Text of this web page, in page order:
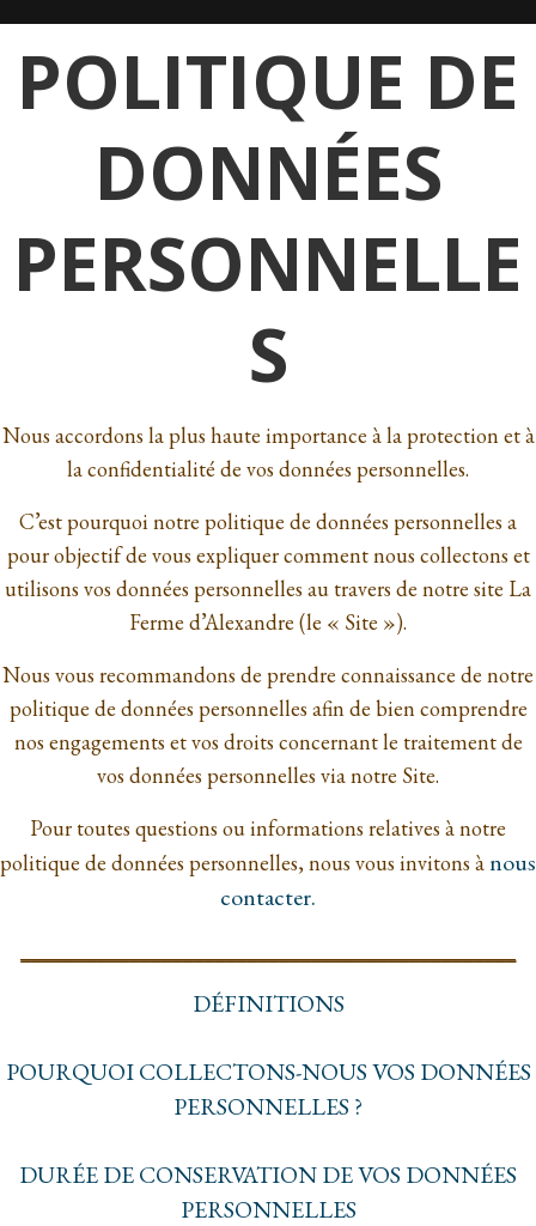
au
contenu
POLITIQUE DE
DONNÉES
PERSONNELLE
S
Nous accordons la plus haute importance à la protection et à
la confidentialité de vos données personnelles.
C’est pourquoi notre politique de données personnelles a
pour objectif de vous expliquer comment nous collectons et
utilisons vos données personnelles au travers de notre site La
Ferme d’Alexandre (le « Site »).
Nous vous recommandons de prendre connaissance de notre
politique de données personnelles afin de bien comprendre
nos engagements et vos droits concernant le traitement de
vos données personnelles via notre Site.
Pour toutes questions ou informations relatives à notre
politique de données personnelles, nous vous invitons ànous
contacter.
DÉFINITIONS
POURQUOI COLLECTONS-NOUS VOS DONNÉES
PERSONNELLES ?
DURÉE DE CONSERVATION DE VOS DONNÉES
PERSONNELLES